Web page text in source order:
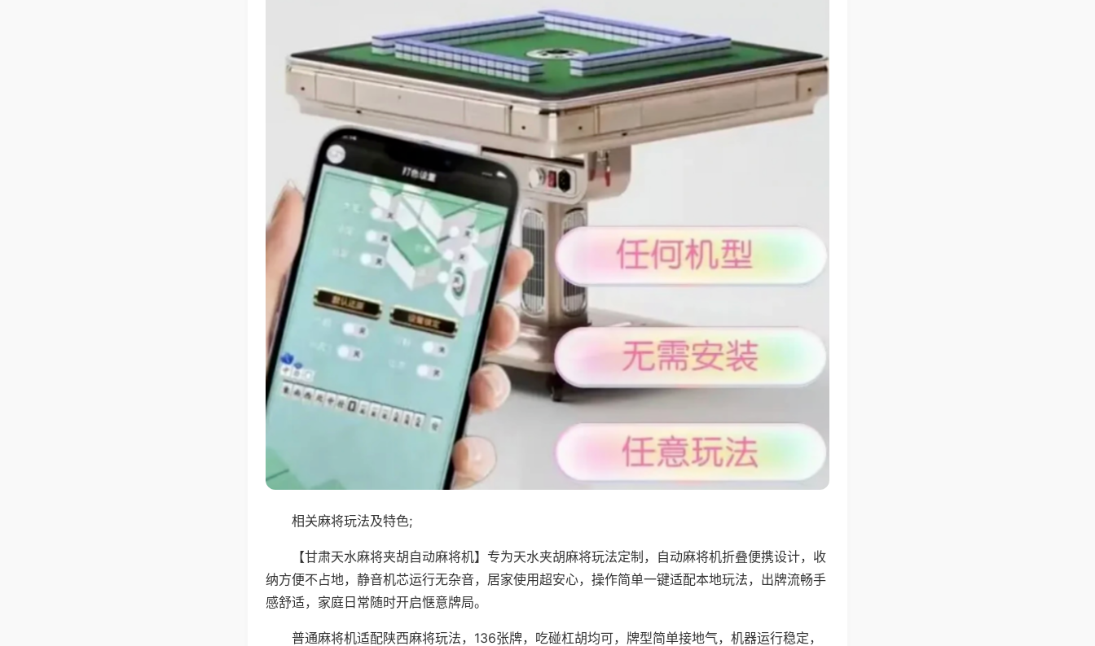
相关麻将玩法及特色;
【甘肃天水麻将夹胡自动麻将机】专为天水夹胡麻将玩法定制，自动麻将机折叠便携设计，收
纳方便不占地，静音机芯运行无杂音，居家使用超安心，操作简单一键适配本地玩法，出牌流畅手
感舒适，家庭日常随时开启惬意牌局。
普通麻将机适配陕西麻将玩法，136张牌，吃碰杠胡均可，牌型简单接地气，机器运行稳定，